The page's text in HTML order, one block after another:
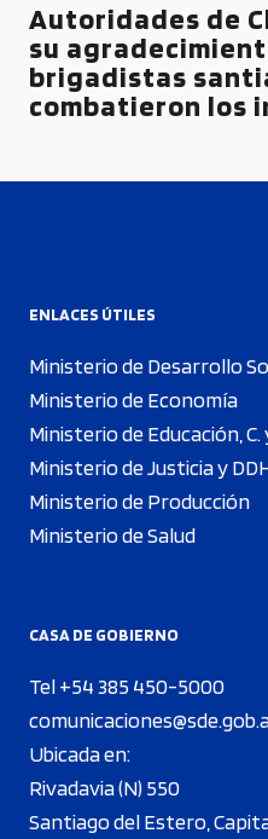
Autoridades de
su
brigadistas
combatieron los
ENLACES ÚTILES
Ministerio de Desarrollo
Ministerio de Economía
Ministerio de Educación, C.
Ministerio de Justicia y
Ministerio de Producción
Ministerio de Salud
CASA DE GOBIERNO
Tel +54 385 450-5000
Ubicada en:
Rivadavia (N) 550
Santiago del Estero,